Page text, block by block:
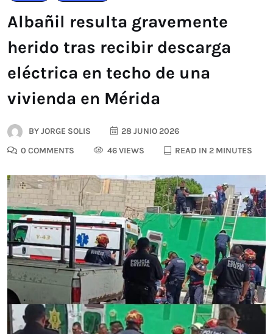
Albañil resulta gravemente
herido tras recibir descarga
eléctrica en techo de una
vivienda en Mérida
BYJORGE SOLIS
28 JUNIO 2026
0 COMMENTS
46 VIEWS READ IN 2 MINUTES